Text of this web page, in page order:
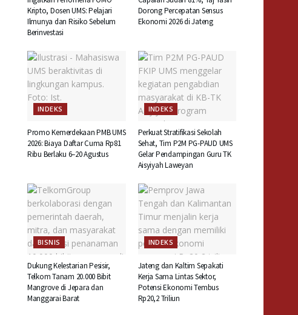
Kripto, Dosen UMS: Pelajari
Ilmunya dan Risiko Sebelum
Berinvestasi
Dorong Percepatan Sensus
Ekonomi 2026 di Jateng
INDEKS
Promo Kemerdekaan PMB UMS
2026: Biaya Daftar Cuma Rp81
Ribu Berlaku 6–20 Agustus
INDEKS
Perkuat Stratifikasi Sekolah
Sehat, Tim P2M PG-PAUD UMS
Gelar Pendampingan Guru TK
Aisyiyah Laweyan
BISNIS
Dukung Kelestarian Pesisir,
Telkom Tanam 20.000 Bibit
Mangrove di Jepara dan
Manggarai Barat
INDEKS
Jateng dan Kaltim Sepakati
Kerja Sama Lintas Sektor,
Potensi Ekonomi Tembus
Rp20,2 Triliun